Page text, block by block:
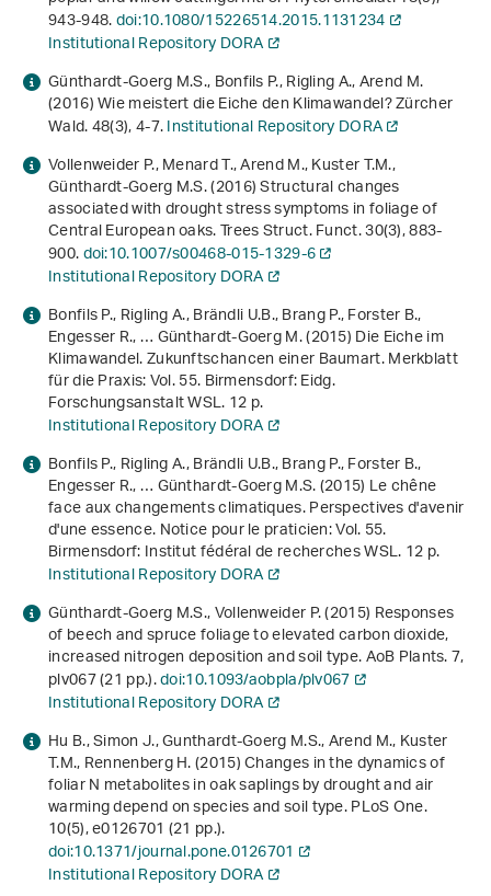
943-948.doi:10.1080/15226514.2015.1131234
Institutional Repository DORA
Günthardt-Goerg M.S., Bonfils P., Rigling A., Arend M.
(2016) Wie meistert die Eiche den Klimawandel? Zürcher
Wald.48(3), 4-7.Institutional Repository DORA
Vollenweider P., Menard T., Arend M., Kuster T.M.,
Günthardt-Goerg M.S. (2016) Structural changes
associated with drought stress symptoms in foliage of
Central European oaks. Trees Struct. Funct.30(3), 883-
900.doi:10.1007/s00468-015-1329-6
Institutional Repository DORA
Bonfils P., Rigling A., Brändli U.B., Brang P., Forster B.,
Engesser R., … Günthardt-Goerg M. (2015)Die Eiche im
Klimawandel. Zukunftschancen einer Baumart. Merkblatt
für die Praxis: Vol. 55. Birmensdorf: Eidg.
Forschungsanstalt WSL. 12 p.
Institutional Repository DORA
Bonfils P., Rigling A., Brändli U.B., Brang P., Forster B.,
Engesser R., … Günthardt-Goerg M.S. (2015)Le chêne
face aux changements climatiques. Perspectives d'avenir
d'une essence. Notice pour le praticien: Vol. 55.
Birmensdorf: Institut fédéral de recherches WSL. 12 p.
Institutional Repository DORA
Günthardt-Goerg M.S., Vollenweider P. (2015) Responses
of beech and spruce foliage to elevated carbon dioxide,
increased nitrogen deposition and soil type. AoB Plants.7,
plv067 (21 pp.).doi:10.1093/aobpla/plv067
Institutional Repository DORA
Hu B., Simon J., Gunthardt-Goerg M.S., Arend M., Kuster
T.M., Rennenberg H. (2015) Changes in the dynamics of
foliar N metabolites in oak saplings by drought and air
warming depend on species and soil type. PLoS One.
10(5), e0126701 (21 pp.).
doi:10.1371/journal.pone.0126701
Institutional Repository DORA